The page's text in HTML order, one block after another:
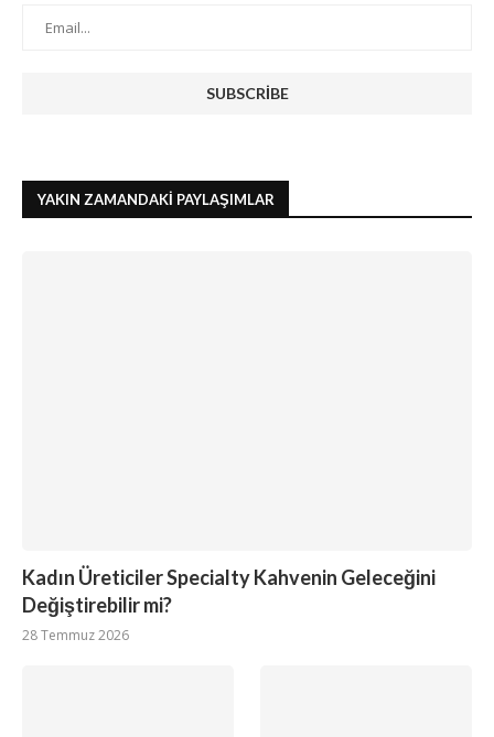
YAKIN ZAMANDAKI PAYLAŞIMLAR
Kadın Üreticiler Specialty Kahvenin Geleceğini
Değiştirebilir mi?
28 Temmuz 2026